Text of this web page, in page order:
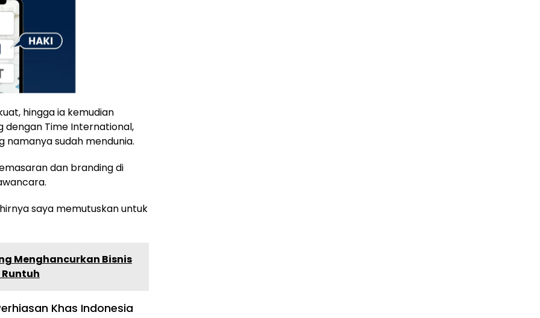
hingga ia kemudian
dengan Time International,
sudah mendunia.
dan branding di
saya memutuskan untuk
Menghancurkan Bisnis
Khas Indonesia